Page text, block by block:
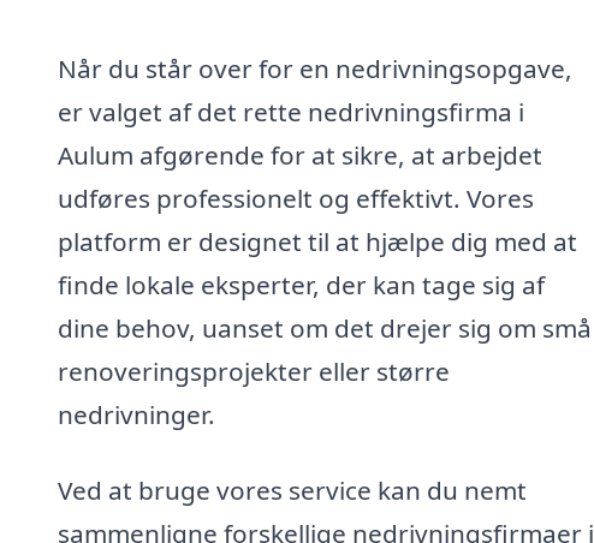
Når du står over for en nedrivningsopgave,
er valget af det rette nedrivningsfirma i
Aulum afgørende for at sikre, at arbejdet
udføres professionelt og effektivt. Vores
platform er designet til at hjælpe dig med at
finde lokale eksperter, der kan tage sig af
dine behov, uanset om det drejer sig om små
renoveringsprojekter eller større
nedrivninger.
Ved at bruge vores service kan du nemt
sammenligne forskellige nedrivningsfirmaer i